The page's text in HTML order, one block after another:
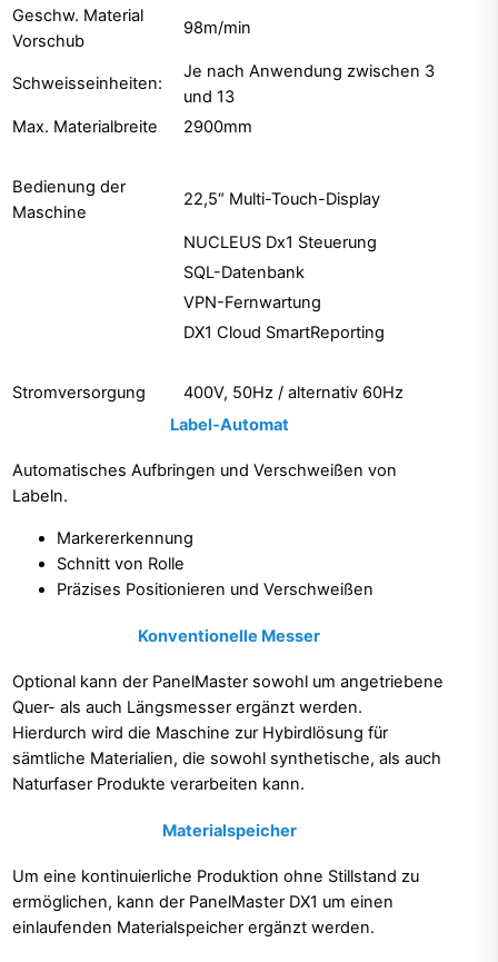
Geschw. Material
Vorschub
98m/min
Schweisseinheiten:
Je nach Anwendung zwischen 3
und 13
Max. Materialbreite
2900mm
Bedienung der
Maschine
22,5“ Multi-Touch-Display
NUCLEUS Dx1 Steuerung
SQL-Datenbank
VPN-Fernwartung
DX1 Cloud SmartReporting
Stromversorgung
400V, 50Hz / alternativ 60Hz
Label-Automat
Automatisches Aufbringen und Verschweißen von
Labeln.
Markererkennung
Schnitt von Rolle
Präzises Positionieren und Verschweißen
Konventionelle Messer
Optional kann der PanelMaster sowohl um angetriebene
Quer- als auch Längsmesser ergänzt werden.
Hierdurch wird die Maschine zur Hybirdlösung für
sämtliche Materialien, die sowohl synthetische, als auch
Naturfaser Produkte verarbeiten kann.
Materialspeicher
Um eine kontinuierliche Produktion ohne Stillstand zu
ermöglichen, kann der PanelMaster DX1 um einen
einlaufenden Materialspeicher ergänzt werden.